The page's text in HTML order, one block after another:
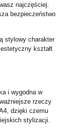
najczęściej.
bezpieczeństwo
stylowy charakter
kształt
i wygodna w
rzeczy
dzięki czemu
stylizacji.